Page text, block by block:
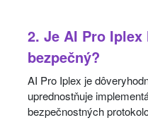
2. Je AI Pro
bezpečný?
AI Pro Iplex je
uprednostňuje
bezpečnostných